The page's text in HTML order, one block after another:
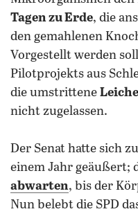
Tagen zu Erde, die
den gemahlenen
Vorgestellt werden
Pilotprojekts aus
die umstrittene
nicht zugelassen.
Der Senat hatte sich
einem Jahr geäußert;
abwarten, bis der
Nun belebt die SPD